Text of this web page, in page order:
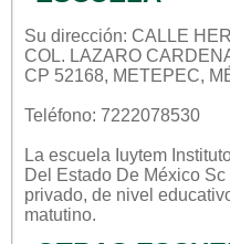
Su dirección: CALLE
COL. LAZARO
CP 52168, METEPEC,
Teléfono: 7222078530
La escuela Iuytem
Del Estado De México Sc
privado, de nivel
matutino.